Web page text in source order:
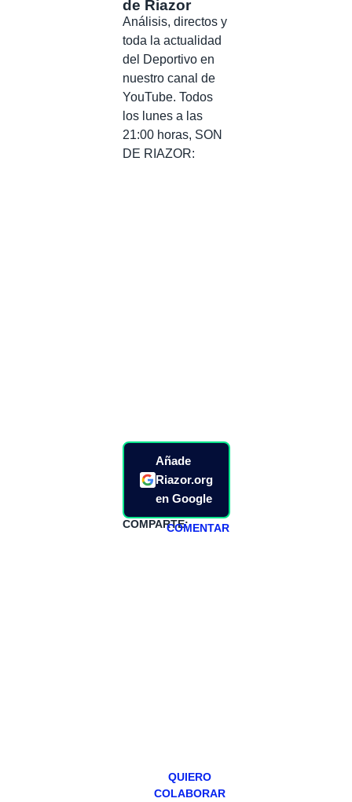
de Riazor
Análisis, directos y
toda la actualidad
del Deportivo en
nuestro canal de
YouTube. Todos
los lunes a las
21:00 horas, SON
DE RIAZOR:
Añade
Riazor.org
en Google
COMPARTE:COMENTAR
QUIERO
COLABORAR